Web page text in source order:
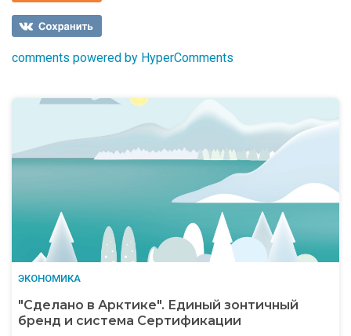
comments powered by HyperComments
ЭКОНОМИКА
"Сделано в Арктике". Единый зонтичный
бренд и система Сертификации